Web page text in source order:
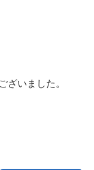
ざいました。